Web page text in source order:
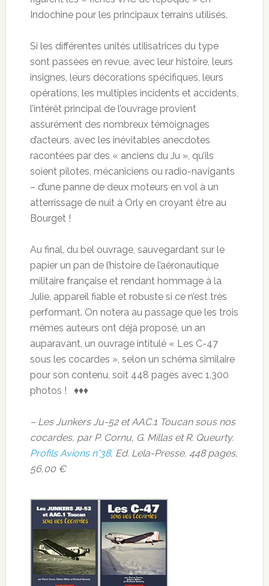
Indochine pour les principaux terrains utilisés.
Si les différentes unités utilisatrices du type
sont passées en revue, avec leur histoire, leurs
insignes, leurs décorations spécifiques, leurs
opérations, les multiples incidents et accidents,
l’intérêt principal de l’ouvrage provient
assurément des nombreux témoignages
d’acteurs, avec les inévitables anecdotes
racontées par des « anciens du Ju », qu’ils
soient pilotes, mécaniciens ou radio-navigants
– d’une panne de deux moteurs en vol à un
atterrissage de nuit à Orly en croyant être au
Bourget !
Au final, du bel ouvrage, sauvegardant sur le
papier un pan de l’histoire de l’aéronautique
militaire française et rendant hommage à la
Julie, appareil fiable et robuste si ce n’est très
performant. On notera au passage que les trois
mêmes auteurs ont déjà proposé, un an
auparavant, un ouvrage intitulé « Les C-47
sous les cocardes », selon un schéma similaire
pour son contenu, soit 448 pages avec 1.300
photos ! ♦♦♦
– Les Junkers Ju-52 et AAC.1 Toucan sous nos
cocardes, par P. Cornu, G. Millas et R. Queurty.
Profils Avions n°38, Ed. Lela-Presse, 448 pages,
56,00 €